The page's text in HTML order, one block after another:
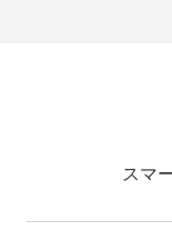
スマ